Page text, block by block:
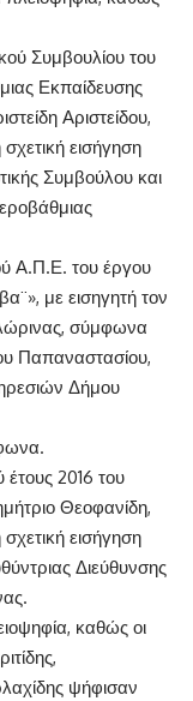
Συμβουλίου του
Εκπαίδευσης
Αριστείδου,
εισήγηση
Συμβούλου και
Α.Π.Ε. του έργου
με εισηγητή τον
σύμφωνα
Παπαναστασίου,
Δήμου
2016 του
Θεοφανίδη,
εισήγηση
Διεύθυνσης
καθώς οι
ψήφισαν